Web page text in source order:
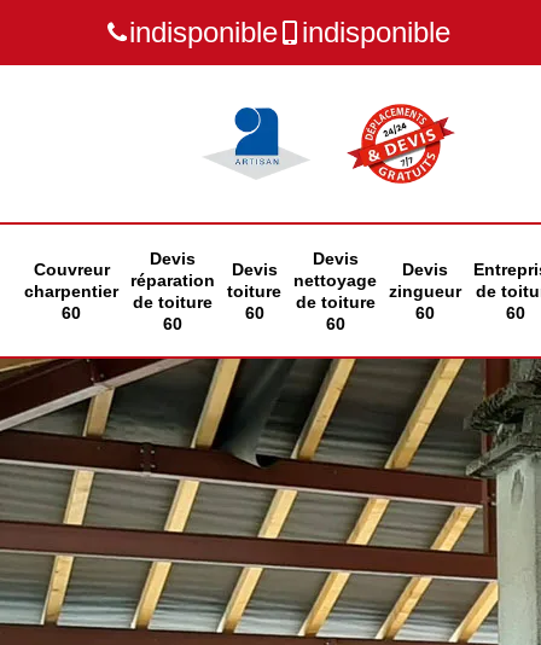
indisponible indisponible
Couvreur
charpentier
60
Devis
réparation
de toiture
60
Devis
toiture
60
Devis
nettoyage
de toiture
60
Devis
zingueur
60
de
60